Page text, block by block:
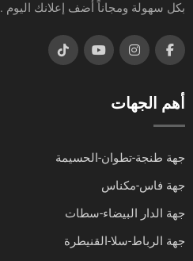
بكل سهولة ومجاناً أضف إعلانك اليوم .
أهم الجهات
جهة طنجة-تطوان-الحسيمة
جهة فاس-مكناس
جهة الدار البيضاء-سطات
جهة الرباط-سلا-القنيطرة